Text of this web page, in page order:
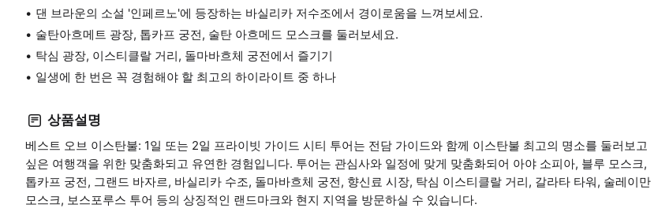
댄 브라운의 소설 '인페르노'에 등장하는 바실리카 저수조에서 경이로움을 느껴보세요.
술탄아흐메트 광장, 톱카프 궁전, 술탄 아흐메드 모스크를 둘러보세요.
탁심 광장, 이스티클랄 거리, 돌마바흐체 궁전에서 즐기기
일생에 한 번은 꼭 경험해야 할 최고의 하이라이트 중 하나
상품설명
베스트 오브 이스탄불: 1일 또는 2일 프라이빗 가이드 시티 투어는 전담 가이드와 함께 이스탄불 최고의 명소를 둘러보고
싶은 여행객을 위한 맞춤화되고 유연한 경험입니다. 투어는 관심사와 일정에 맞게 맞춤화되어 아야 소피아, 블루 모스크,
톱카프 궁전, 그랜드 바자르, 바실리카 수조, 돌마바흐체 궁전, 향신료 시장, 탁심 이스티클랄 거리, 갈라타 타워, 술레이만
모스크, 보스포루스 투어 등의 상징적인 랜드마크와 현지 지역을 방문하실 수 있습니다.